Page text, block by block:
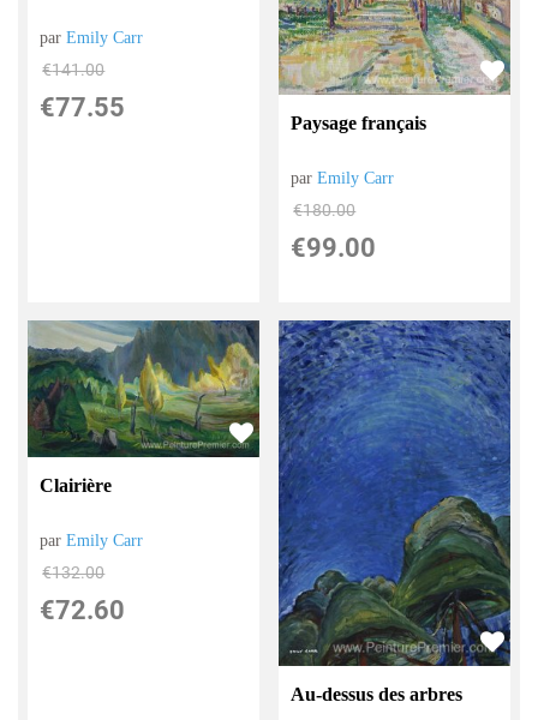
parEmily Carr
€141.00
€77.55
Paysage français
parEmily Carr
€180.00
€99.00
Clairière
parEmily Carr
€132.00
€72.60
Au-dessus des arbres